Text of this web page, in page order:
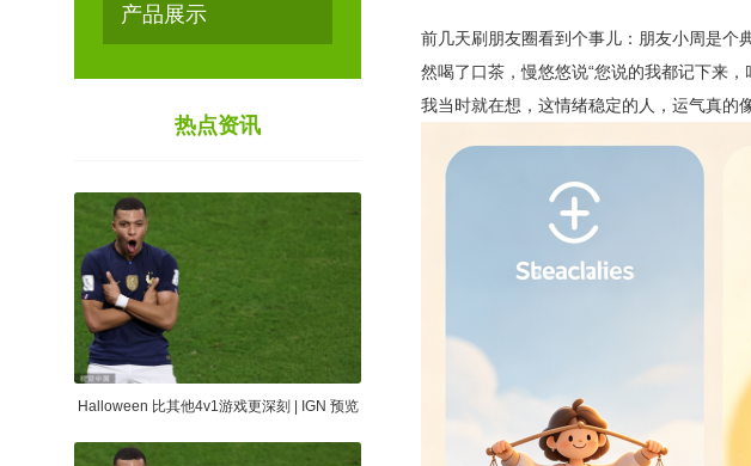
产品展示
热点资讯
Halloween 比其他4v1游戏更深刻 | IGN 预览
前几天刷朋友圈看到个事儿：朋友小周是个
然喝了口茶，慢悠悠说“您说的我都记下来
我当时就在想，这情绪稳定的人，运气真的